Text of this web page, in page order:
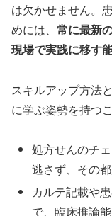
は欠かせません。
めには、 常に最新
現場で実践に移す
スキルアップ方法
に学ぶ姿勢を持つ
処方せんのチ
逃さず、その
カルテ記載や
で、臨床推論